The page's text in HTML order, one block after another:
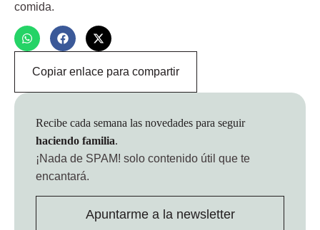
comida.
Copiar enlace para compartir
Recibe cada semana las novedades para seguir
haciendo familia.
¡Nada de SPAM! solo contenido útil que te
encantará.
Apuntarme a la newsletter